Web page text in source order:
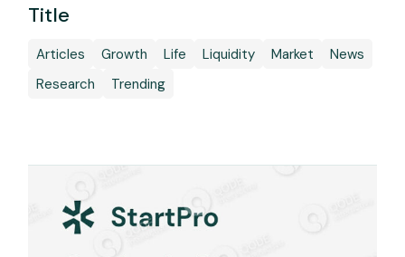
Title
Articles Growth Life Liquidity Market
News
Research
Trending